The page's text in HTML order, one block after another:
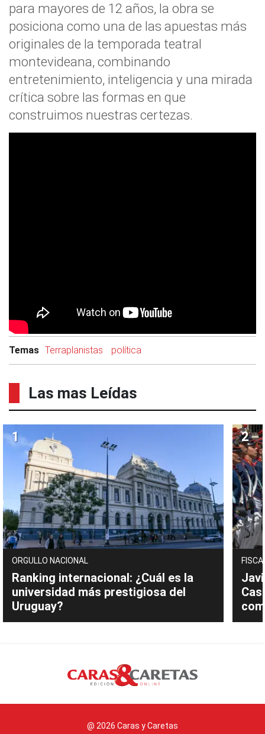
para mayores de 12 años, la obra se
posiciona como una de las apuestas más
originales de la temporada teatral
montevideana, combinando
entretenimiento, inteligencia y una mirada
crítica sobre las formas en que
construimos nuestras certezas.
Temas Terraplanistas política
Las mas Leídas
ORGULLO NACIONAL
Ranking internacional: ¿Cuál es la
universidad más prestigiosa del
Uruguay?
@ 2026 Caras y Caretas